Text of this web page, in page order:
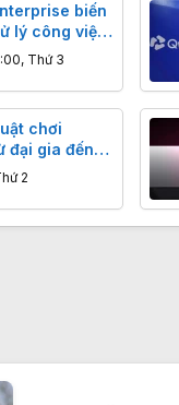
biến
lý công việc
tin bạn
Thứ 3
chơi
đại gia đến
có thể sáng
2